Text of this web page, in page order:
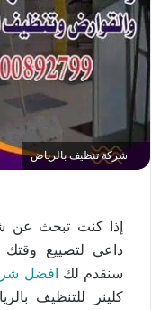
شركة تنظيف بالرياض
إذا كنت تبحث عن
داعي لتضييع
سنقدم لك
افضل
كلينر للتنظيف